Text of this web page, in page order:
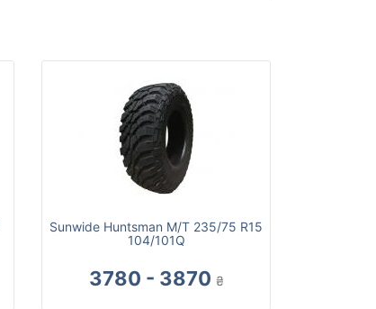
Sunwide Huntsman M/T 235/75 R15
104/101Q
3780 - 3870 ₴